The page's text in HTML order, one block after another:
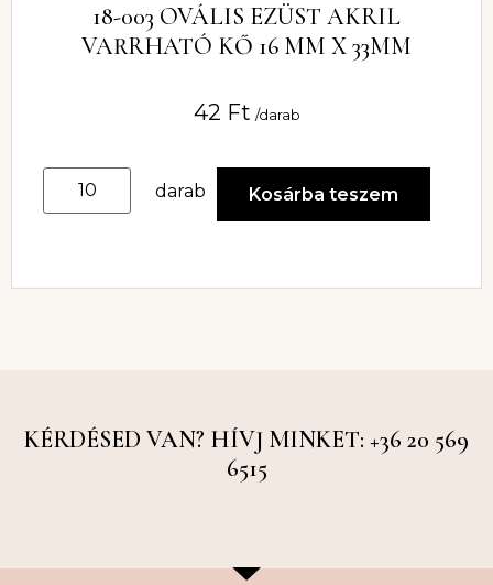
18-003 OVÁLIS EZÜST AKRIL
VARRHATÓ KŐ 16 MM X 33MM
42 Ft /darab
darab Kosárba teszem
KÉRDÉSED VAN? HÍVJ MINKET: +36 20 569
6515